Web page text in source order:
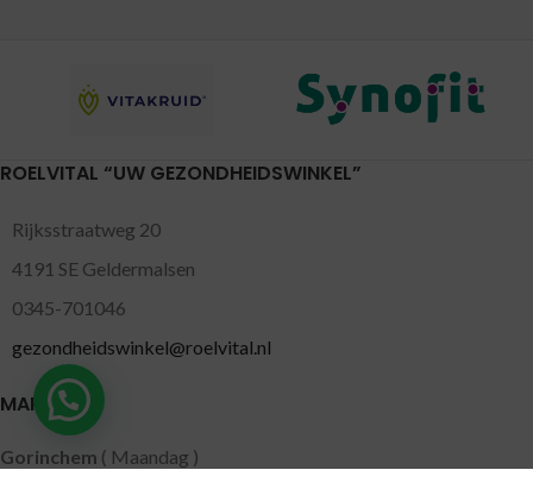
ROELVITAL “UW GEZONDHEIDSWINKEL”
Rijksstraatweg 20
4191 SE Geldermalsen
0345-701046
gezondheidswinkel@roelvital.nl
MARKTEN
Gorinchem ( Maandag )